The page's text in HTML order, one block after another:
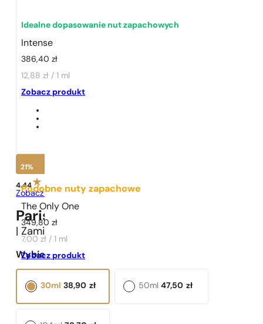
1 - 3 szt.
Idealne dopasowanie nut zapachowych
Intense
386,40zł
12,88 zł / 1 ml
Zobacz produkt
Podobne nuty zapachowe
The Only One
349,80zł
7,00 zł / 1 ml
Zobacz produkt
21%
4.44
Zobacz opinie
Paris Perfumes N° 194 -
| Zamiennik
Wybierz pojemność:
38,90 zł
30ml 47,50 zł
50ml